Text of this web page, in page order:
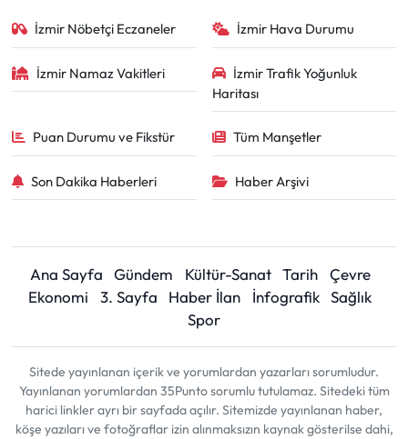
İzmir Nöbetçi Eczaneler İzmir Hava Durumu
İzmir Namaz Vakitleri
İzmir Trafik Yoğunluk
Haritası
Puan Durumu ve Fikstür Tüm Manşetler
Son Dakika Haberleri Haber Arşivi
Ana Sayfa Gündem Kültür-Sanat Tarih
Çevre
Ekonomi
3. Sayfa Haber İlan İnfografik Sağlık
Spor
Sitede yayınlanan içerik ve yorumlardan yazarları sorumludur.
Yayınlanan yorumlardan 35Punto sorumlu tutulamaz. Sitedeki tüm
harici linkler ayrı bir sayfada açılır. Sitemizde yayınlanan haber,
köşe yazıları ve fotoğraflar izin alınmaksızın kaynak gösterilse dahi,